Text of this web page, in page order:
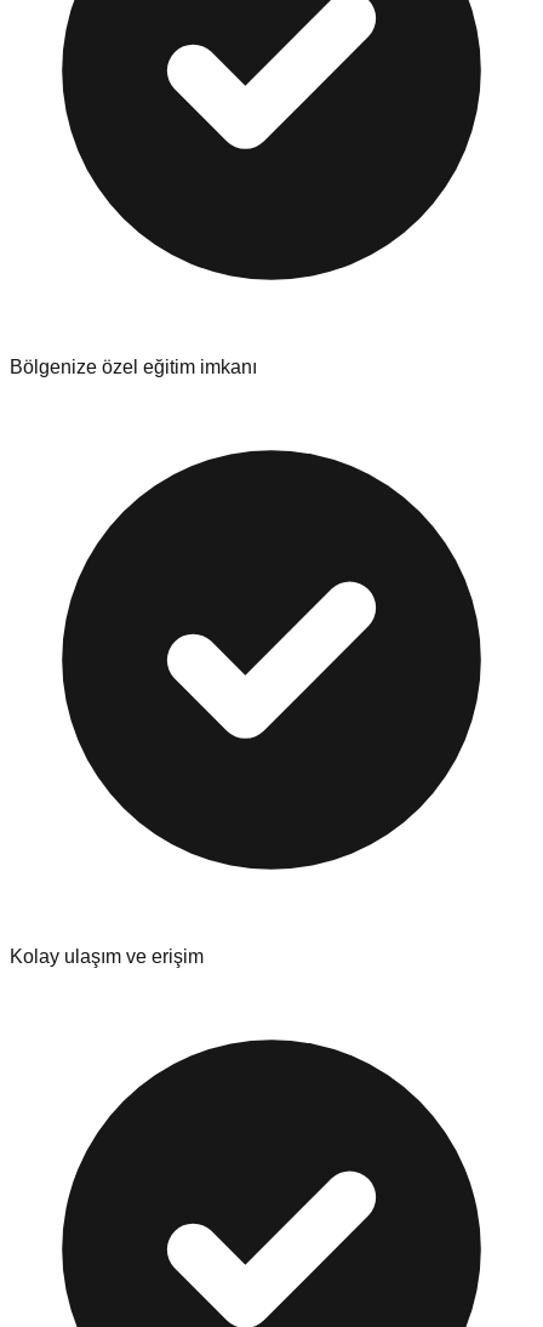
Bölgenize özel eğitim imkanı
Kolay ulaşım ve erişim